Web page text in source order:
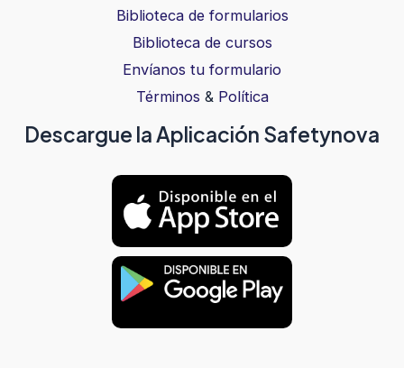
Biblioteca de formularios
Biblioteca de cursos
Envíanos tu formulario
Términos & Política
Descargue la Aplicación Safetynova